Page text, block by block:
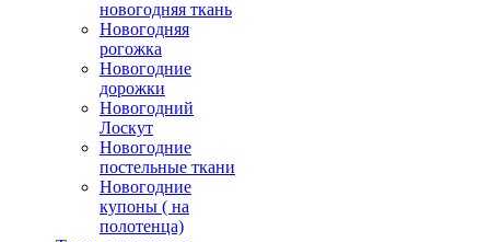
новогодняя ткань
Новогодняя
рогожка
Новогодние
дорожки
Новогодний
Лоскут
Новогодние
постельные ткани
Новогодние
купоны ( на
полотенца)